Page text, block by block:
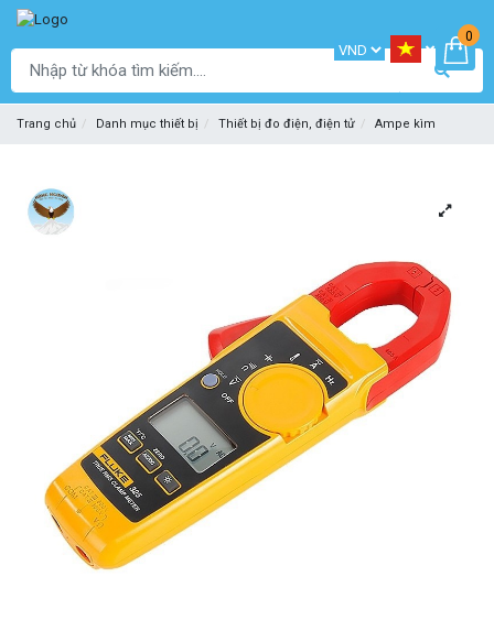
0
Trang chủ Danh mục thiết bị Thiết bị đo điện, điện tử Ampe kìm